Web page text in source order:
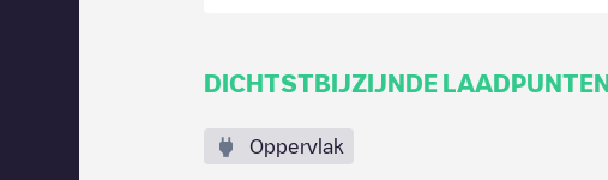
DICHTSTBIJZIJNDE LAADPUNTEN
Oppervlak